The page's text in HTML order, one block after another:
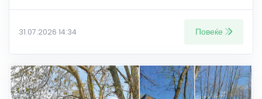
31.07.2026 14:34 Повеќе